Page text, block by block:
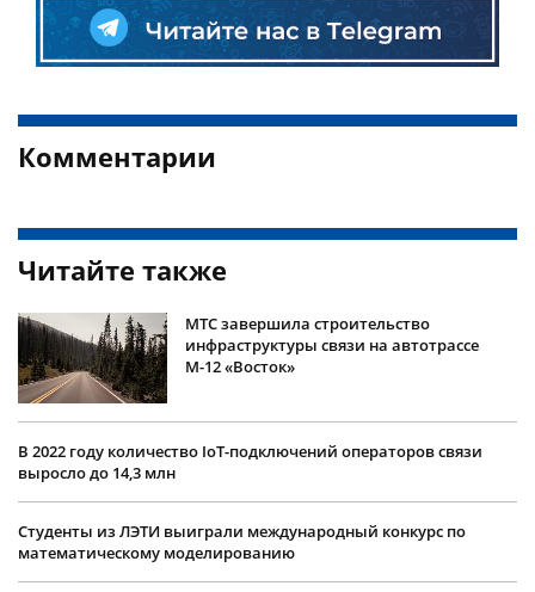
Комментарии
Читайте также
МТС завершила строительство
инфраструктуры связи на автотрассе
М-12 «Восток»
В 2022 году количество IoT-подключений операторов связи
выросло до 14,3 млн
Студенты из ЛЭТИ выиграли международный конкурс по
математическому моделированию